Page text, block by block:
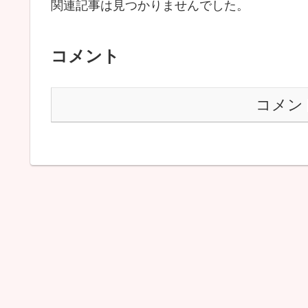
関連記事は見つかりませんでした。
コメント
コメン